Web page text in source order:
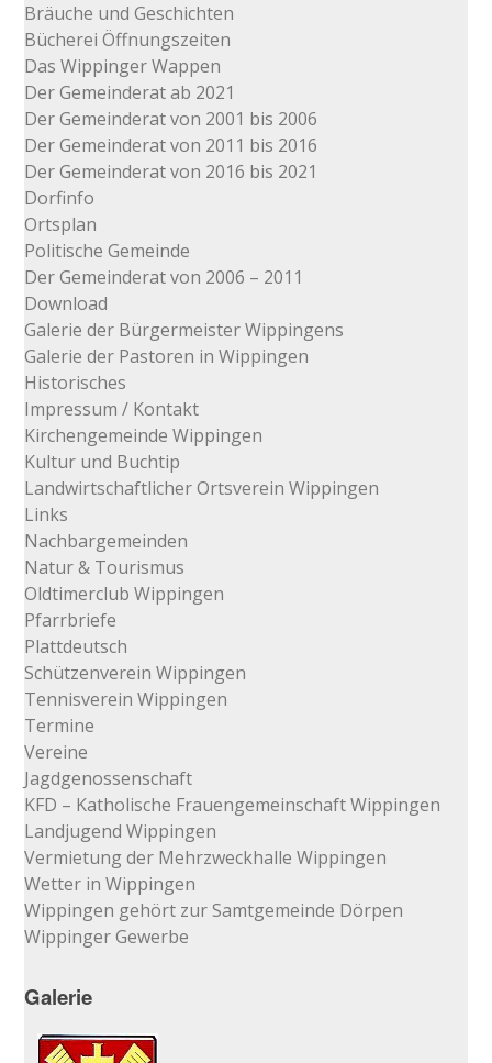
Bräuche und Geschichten
Bücherei Öffnungszeiten
Das Wippinger Wappen
Der Gemeinderat ab 2021
Der Gemeinderat von 2001 bis 2006
Der Gemeinderat von 2011 bis 2016
Der Gemeinderat von 2016 bis 2021
Dorfinfo
Ortsplan
Politische Gemeinde
Der Gemeinderat von 2006 – 2011
Download
Galerie der Bürgermeister Wippingens
Galerie der Pastoren in Wippingen
Historisches
Impressum / Kontakt
Kirchengemeinde Wippingen
Kultur und Buchtip
Landwirtschaftlicher Ortsverein Wippingen
Links
Nachbargemeinden
Natur & Tourismus
Oldtimerclub Wippingen
Pfarrbriefe
Plattdeutsch
Schützenverein Wippingen
Tennisverein Wippingen
Termine
Vereine
Jagdgenossenschaft
KFD – Katholische Frauengemeinschaft Wippingen
Landjugend Wippingen
Vermietung der Mehrzweckhalle Wippingen
Wetter in Wippingen
Wippingen gehört zur Samtgemeinde Dörpen
Wippinger Gewerbe
Galerie